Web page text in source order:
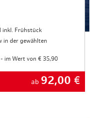
inkl. Frühstück
in der gewählten
- im Wert von € 35,90
ab 92,00 €